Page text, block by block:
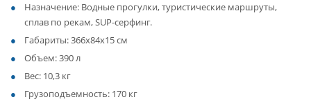
Назначение: Водные прогулки, туристические маршруты,
сплав по рекам, SUP-серфинг.
Габариты: 366x84x15 см
Объем: 390 л
Вес: 10,3 кг
Грузоподъемность: 170 кг